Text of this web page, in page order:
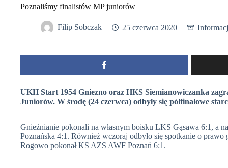
Poznaliśmy finalistów MP juniorów
Filip Sobczak 25 czerwca 2020
UKH Start 1954 Gniezno oraz HKS Siemianowiczanka
Juniorów. W środę (24 czerwca) odbyły się półfinałowe
Gnieźnianie pokonali na własnym boisku LKS Gąsawa 6:1, a
Poznańska 4:1. Również wczoraj odbyło się spotkanie o
Rogowo pokonał KS AZS AWF Poznań 6:1.